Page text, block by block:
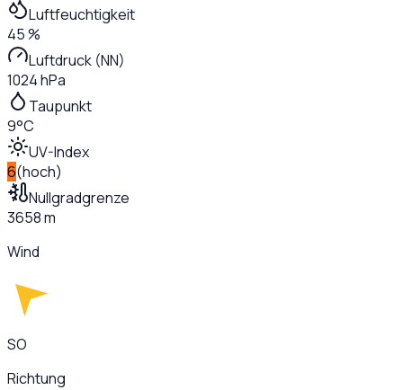
Luftfeuchtigkeit
45 %
Luftdruck (NN)
1024 hPa
Taupunkt
9°C
UV-Index
6(hoch)
Nullgradgrenze
3658 m
Wind
SO
Richtung